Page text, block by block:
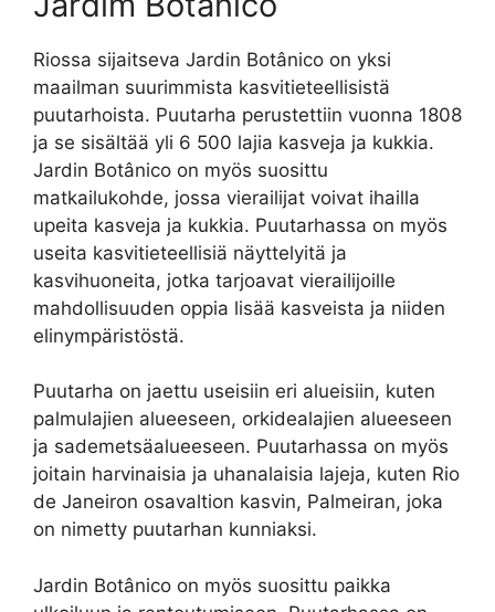
Riossa sijaitseva Jardin Botânico on yksi
maailman suurimmista kasvitieteellisistä
puutarhoista. Puutarha perustettiin vuonna 1808
ja se sisältää yli 6 500 lajia kasveja ja kukkia.
Jardin Botânico on myös suosittu
matkailukohde, jossa vierailijat voivat ihailla
upeita kasveja ja kukkia. Puutarhassa on myös
useita kasvitieteellisiä näyttelyitä ja
kasvihuoneita, jotka tarjoavat vierailijoille
mahdollisuuden oppia lisää kasveista ja niiden
elinympäristöstä.
Puutarha on jaettu useisiin eri alueisiin, kuten
palmulajien alueeseen, orkidealajien alueeseen
ja sademetsäalueeseen. Puutarhassa on myös
joitain harvinaisia ja uhanalaisia lajeja, kuten Rio
de Janeiron osavaltion kasvin, Palmeiran, joka
on nimetty puutarhan kunniaksi.
Jardin Botânico on myös suosittu paikka